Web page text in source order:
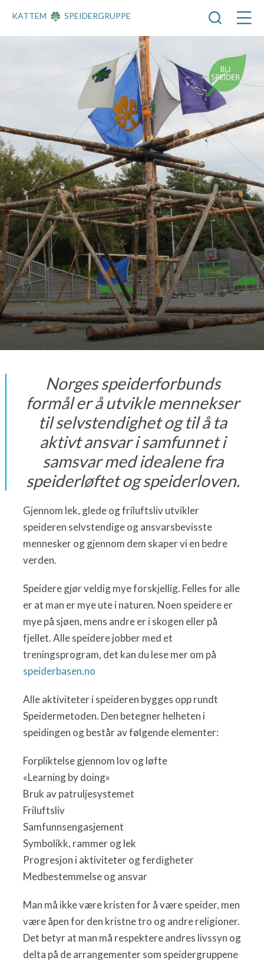
KATTEM SPEIDERGRUPPE
Norges speiderforbunds
formål er å utvikle mennekser
til selvstendighet og til å ta
aktivt ansvar i samfunnet i
samsvar med idealene fra
speiderløftet og speiderloven.
Gjennom lek, glede og friluftsliv utvikler
speideren selvstendige og ansvarsbevisste
mennesker og gjennom dem skaper vi en bedre
verden.
Speidere gjør veldig mye forskjellig. Felles for alle
er at man er mye ute i naturen. Noen speidere er
mye på sjøen, mens andre er i skogen eller på
fjellet. Alle speidere jobber med et
treningsprogram, det kan du lese mer om på
speiderbasen.no
Alle aktiviteter i speideren bygges opp rundt
Speidermetoden. Den betegner helheten i
speidingen og består av følgende elementer:
Forpliktelse gjennom lov og løfte
«Learning by doing»
Bruk av patruljesystemet
Friluftsliv
Samfunnsengasjement
Symbolikk, rammer og lek
Progresjon i aktiviteter og ferdigheter
Medbestemmelse og ansvar
Man må ikke være kristen for å være speider, men
være åpen for den kristne tro og andre religioner.
Det betyr at man må respektere andres livssyn og
delta på de arrangementer som speidergruppene